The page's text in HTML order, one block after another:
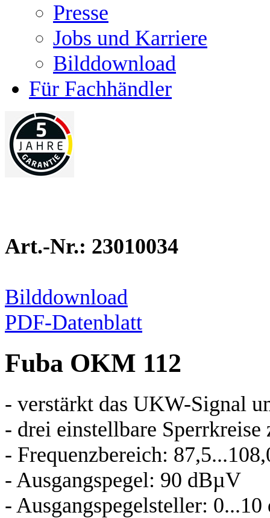
Presse
Jobs und Karriere
Bilddownload
Für Fachhändler
Art.-Nr.: 23010034
Bilddownload
PDF-Datenblatt
Fuba OKM 112
- verstärkt das UKW-Signal
- drei einstellbare
- Frequenzbereich:
- Ausgangspegel: 90 dBµV
- Ausgangspegelsteller: 0...10